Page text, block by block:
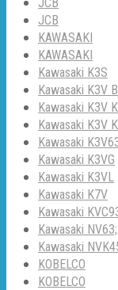
JCB
KAWASAKI
KAWASAKI
Kawasaki K3S
Kawasaki K3V
Kawasaki K3V
Kawasaki K3V
Kawasaki
Kawasaki K3VG
Kawasaki K3VL
Kawasaki K7V
Kawasaki
Kawasaki
Kawasaki
KOBELCO
KOBELCO